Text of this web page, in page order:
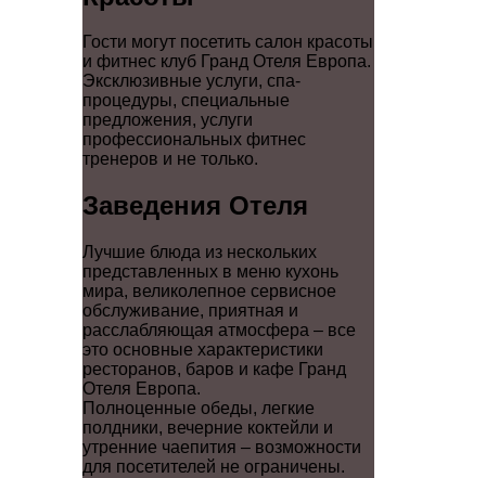
Гости могут посетить салон красоты
и фитнес клуб Гранд Отеля Европа.
Эксклюзивные услуги, спа-
процедуры, специальные
предложения, услуги
профессиональных фитнес
тренеров и не только.
Заведения Отеля
Лучшие блюда из нескольких
представленных в меню кухонь
мира, великолепное сервисное
обслуживание, приятная и
расслабляющая атмосфера – все
это основные характеристики
ресторанов, баров и кафе Гранд
Отеля Европа.
Полноценные обеды, легкие
полдники, вечерние коктейли и
утренние чаепития – возможности
для посетителей не ограничены.